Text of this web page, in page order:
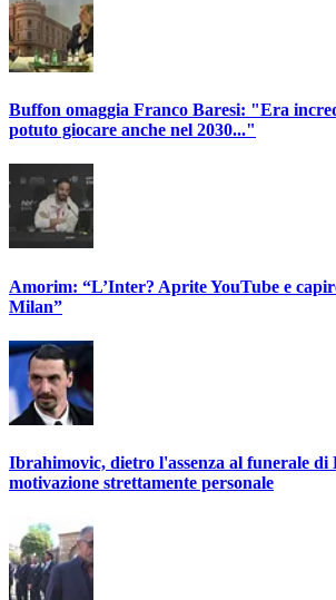
Buffon omaggia Franco Baresi: "Era
potuto giocare anche nel 2030..."
Amorim: “L’Inter? Aprite YouTube e
Milan”
Ibrahimovic, dietro l'assenza al funerale di
motivazione strettamente personale